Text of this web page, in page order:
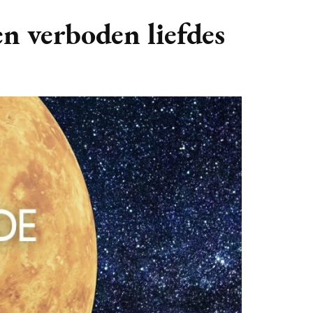
(BULLET) JOURNALLING
DUURZAAMHEID
WILDPLUKKEN
GEZOCHT!
INTERVIEWS
NIEUWS
SAMENWERKEN
CONTACT
verboden liefdes